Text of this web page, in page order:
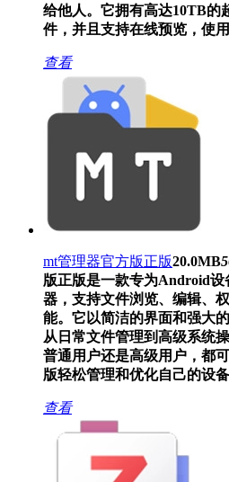
给他人。它拥有高达10TB的
件，并且支持在线预览，使
查看
mt管理器官方版正版20.0MB
版正版是一款专为Android
器，支持文件浏览、编辑、
能。它以简洁的界面和强大
从日常文件管理到高级系统
普通用户还是高级用户，都
版轻松管理和优化自己的设备
查看